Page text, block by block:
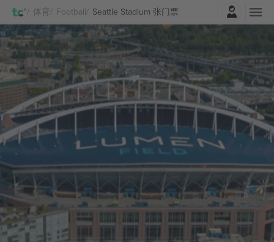
体育 Football Seattle Stadium 张门票
登录